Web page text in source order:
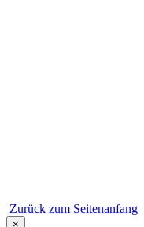
Zurück zum Seitenanfang
×